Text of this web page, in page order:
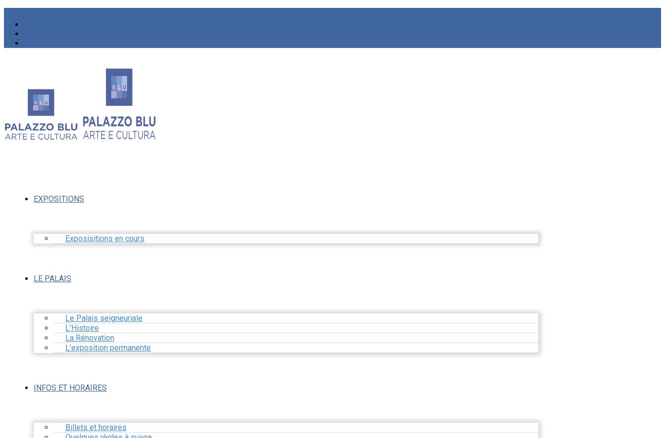
EXPOSITIONS
Exposisitions en cours
LE PALAIS
Le Palais seigneuriale
L’Histoire
La Rénovation
L’exposition permanente
INFOS ET HORAIRES
Billets et horaires